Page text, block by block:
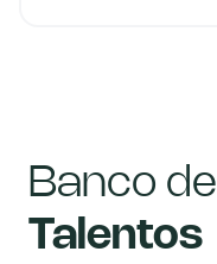
Banco de
Talentos